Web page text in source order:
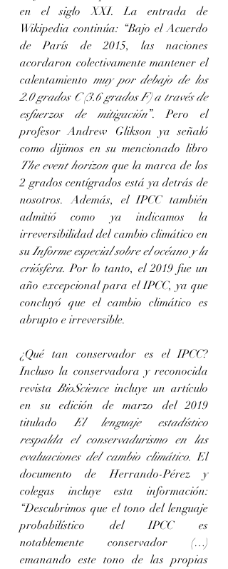
en el siglo XXI. La entrada de
Wikipedia continúa: “Bajo el Acuerdo
de París de 2015, las naciones
acordaron colectivamente mantener el
calentamiento muy por debajo de los
2.0 grados C (3.6 grados F) a través de
esfuerzos de mitigación”. Pero el
profesor Andrew Glikson ya señaló
The event horizon que la marca de los
2 grados centígrados está ya detrás de
nosotros. Además, el IPCC también
admitió como ya indicamos la
irreversibilidad del cambio climático en
su Informe especial sobre el océano y la
criósfera. Por lo tanto, el 2019 fue un
año excepcional para el IPCC, ya que
concluyó que el cambio climático es
abrupto e irreversible.
¿Qué tan conservador es el IPCC?
Incluso la conservadora y reconocida
revista BioScience incluye un artículo
en su edición de marzo del 2019
titulado El lenguaje estadístico
respalda el conservadurismo en las
evaluaciones del cambio climático. El
documento de Herrando-Pérez y
colegas incluye esta información:
“Descubrimos que el tono del lenguaje
probabilístico del IPCC es
notablemente conservador (…)
emanando este tono de las propias